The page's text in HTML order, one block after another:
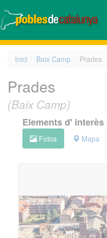
Inici Baix Camp Prades
Prades
(Baix Camp)
Elements d'
Fotos Mapa